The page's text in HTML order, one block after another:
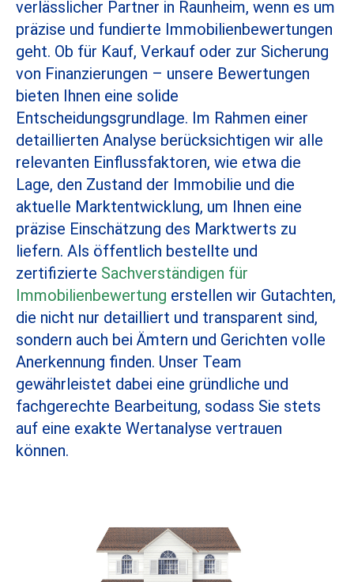
verlässlicher Partner in Raunheim, wenn es um
präzise und fundierte Immobilienbewertungen
geht. Ob für Kauf, Verkauf oder zur Sicherung
von Finanzierungen – unsere Bewertungen
bieten Ihnen eine solide
Entscheidungsgrundlage. Im Rahmen einer
detaillierten Analyse berücksichtigen wir alle
relevanten Einflussfaktoren, wie etwa die
Lage, den Zustand der Immobilie und die
aktuelle Marktentwicklung, um Ihnen eine
präzise Einschätzung des Marktwerts zu
liefern. Als öffentlich bestellte und
zertifizierte Sachverständigen für
Immobilienbewertung erstellen wir Gutachten,
die nicht nur detailliert und transparent sind,
sondern auch bei Ämtern und Gerichten volle
Anerkennung finden. Unser Team
gewährleistet dabei eine gründliche und
fachgerechte Bearbeitung, sodass Sie stets
auf eine exakte Wertanalyse vertrauen
können.